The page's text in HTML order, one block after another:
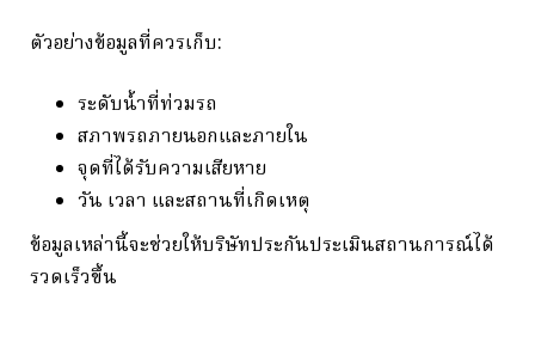
ตัวอย่างข้อมูลที่ควรเก็บ:
ระดับน้ำที่ท่วมรถ
สภาพรถภายนอกและภายใน
จุดที่ได้รับความเสียหาย
วัน เวลา และสถานที่เกิดเหตุ
ข้อมูลเหล่านี้จะช่วยให้บริษัทประกันประเมินสถานการณ์ได้
รวดเร็วขึ้น